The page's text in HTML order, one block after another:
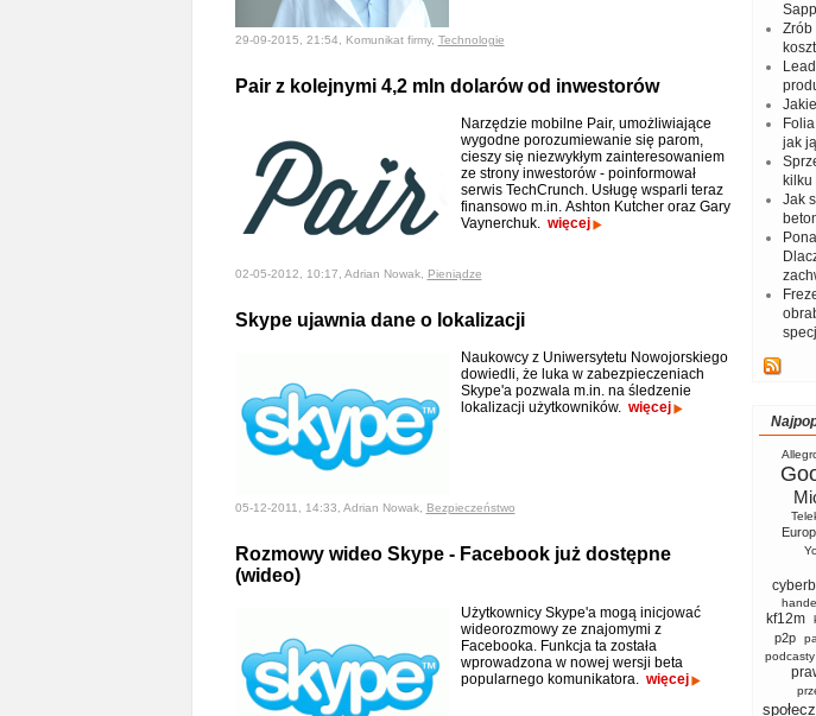
29-09-2015, 21:54, Komunikat firmy, Technologie
Pair z kolejnymi 4,2 mln dolarów od inwestorów
Narzędzie mobilne Pair, umożliwiające
wygodne porozumiewanie się parom,
cieszy się niezwykłym zainteresowaniem
ze strony inwestorów - poinformował
serwis TechCrunch. Usługę wsparli teraz
finansowo m.in. Ashton Kutcher oraz Gary
Vaynerchuk. więcej
02-05-2012, 10:17, Adrian Nowak, Pieniądze
Skype ujawnia dane o lokalizacji
Naukowcy z Uniwersytetu Nowojorskiego
dowiedli, że luka w zabezpieczeniach
Skype'a pozwala m.in. na śledzenie
lokalizacji użytkowników. więcej
05-12-2011, 14:33, Adrian Nowak, Bezpieczeństwo
Rozmowy wideo Skype - Facebook już dostępne
(wideo)
Użytkownicy Skype'a mogą inicjować
wideorozmowy ze znajomymi z
Facebooka. Funkcja ta została
wprowadzona w nowej wersji beta
popularnego komunikatora. więcej
Zrób
jak
Jak
kf12m
p2p
podcasty